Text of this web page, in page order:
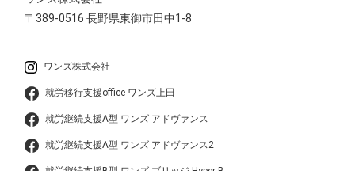
〒389-0516長野県東御市田中1-8
ワンズ株式会社
就労移行支援office ワンズ上田
就労継続支援A型 ワンズ アドヴァンス
就労継続支援A型 ワンズ アドヴァンス2